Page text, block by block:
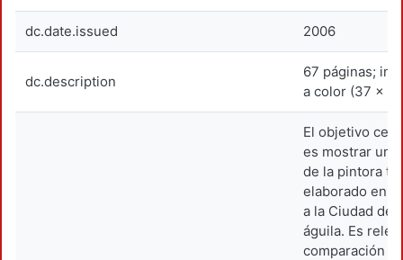
dc.date.issued 2006
dc.description
67 páginas;
a color (37 x
El objetivo
es mostrar un
de la pintora
elaborado en
a la Ciudad de
águila. Es
comparación